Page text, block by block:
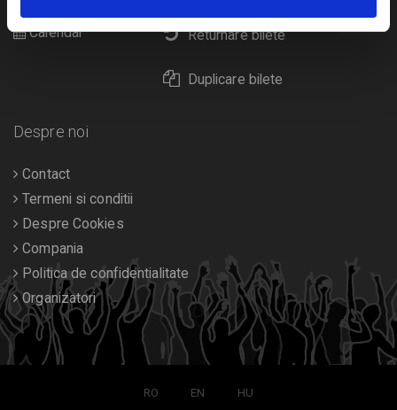
Returnare bilete
Duplicare bilete
Calendar
Despre noi
Contact
Termeni si conditii
Despre Cookies
Compania
Politica de confidentialitate
Organizatori
RO EN HU